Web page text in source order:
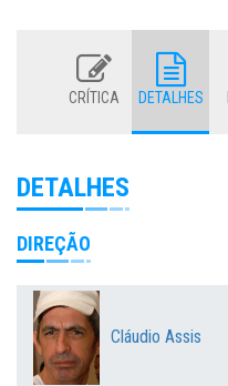
CRÍTICA DETALHES
DETALHES
DIREÇÃO
Cláudio Assis